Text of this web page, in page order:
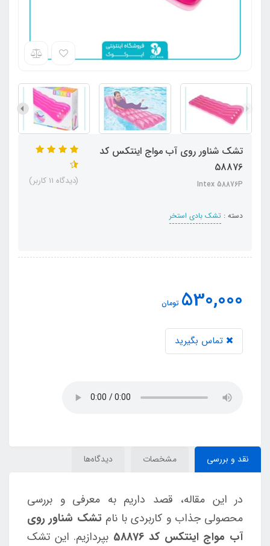
تشک شناور روی آب مواج اینتکس کد
58876
Intex 58876P
دسته : تشک بادی استخر
(دیدگاه 11 کاربر)
530,000 تومان
تماس بگیرید
نقد و بررسی مشخصات دیدگاه‌ها
در این مقاله، قصد داریم به معرفی و بررسی
محصولی جذاب و کاربردی با نام تشک شناور روی
آب مواج اینتکس کد 58876
بپردازیم. این تشک